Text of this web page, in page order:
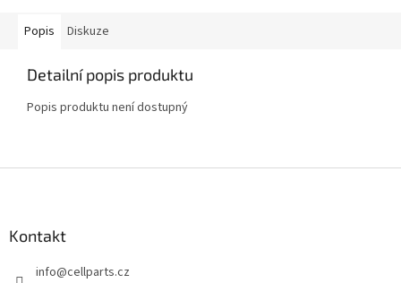
Popis Diskuze
Detailní popis produktu
Popis produktu není dostupný
Kontakt
info@cellparts.cz